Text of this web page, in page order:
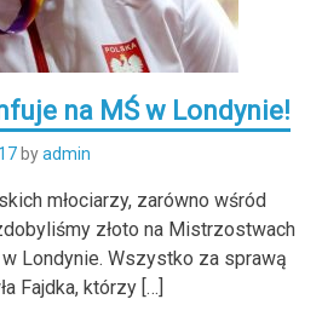
na MŚ w Londynie!
byadmin
młociarzy, zarówno wśród
złoto na Mistrzostwach
Londynie. Wszystko za sprawą
Fajdka, którzy […]